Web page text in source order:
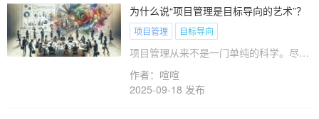
小，过于复杂的流程可能导致效率下降和资源浪
费。那么，小型项目是否必须严格遵循项目管理流
程？我们又该如何简化这些流程以提高效率呢？本
文将对这些问题进行深入探讨，并为项目管理者提
供实用的指导和建议。
为什么说“项目管理是目标导向的艺术”？
项目管理 目标导向
项目管理从来不是一门单纯的科学。尽管
它需要严谨的计划和周密的执行，但其核
心更像是一门“目标导向的艺术”。这一命
题所揭示的，是项目管理不仅关乎如何实
作者：喧喧
2025-09-18 发布